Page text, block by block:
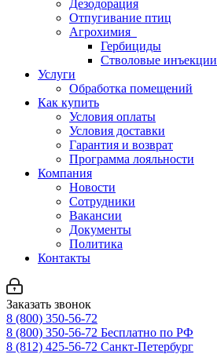
Дезодорация
Отпугивание птиц
Агрохимия
Гербициды
Стволовые инъекции
Услуги
Обработка помещений
Как купить
Условия оплаты
Условия доставки
Гарантия и возврат
Программа лояльности
Компания
Новости
Сотрудники
Вакансии
Документы
Политика
Контакты
Заказать звонок
8 (800) 350-56-72
8 (800) 350-56-72 Бесплатно по РФ
8 (812) 425-56-72 Санкт-Петербург